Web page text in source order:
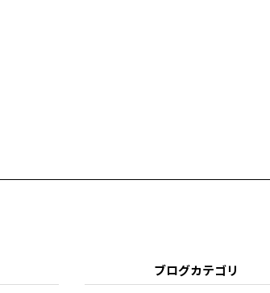
ブログカテゴリ